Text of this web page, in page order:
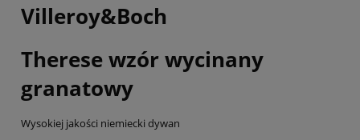
Villeroy&Boch
Therese wzór wycinany
granatowy
Wysokiej jakości niemiecki dywan